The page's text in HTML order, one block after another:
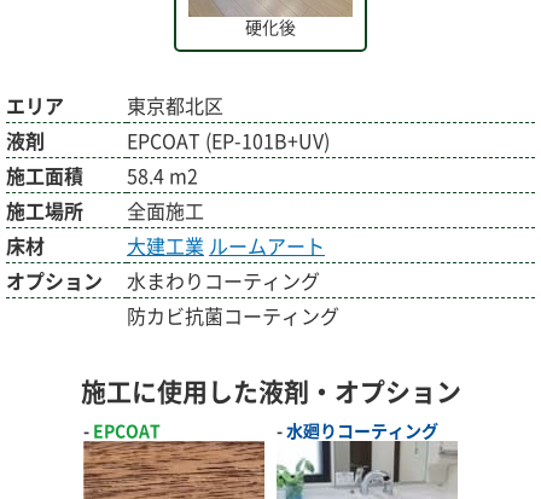
硬化後
エリア
東京都北区
液剤
EPCOAT (EP-101B+UV)
施工面積
58.4 m2
施工場所
全面施工
床材
大建工業 ルームアート
オプション
水まわりコーティング
防カビ抗菌コーティング
施工に使用した液剤・オプション
EPCOAT 水廻りコーティング